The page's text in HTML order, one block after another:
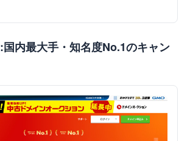
:国内最大手・知名度No.1のキャン